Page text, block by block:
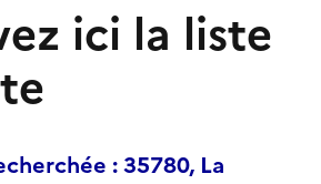
ici la liste
: 35780, La